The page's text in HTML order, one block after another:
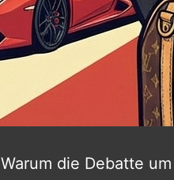
Warum die Debatte